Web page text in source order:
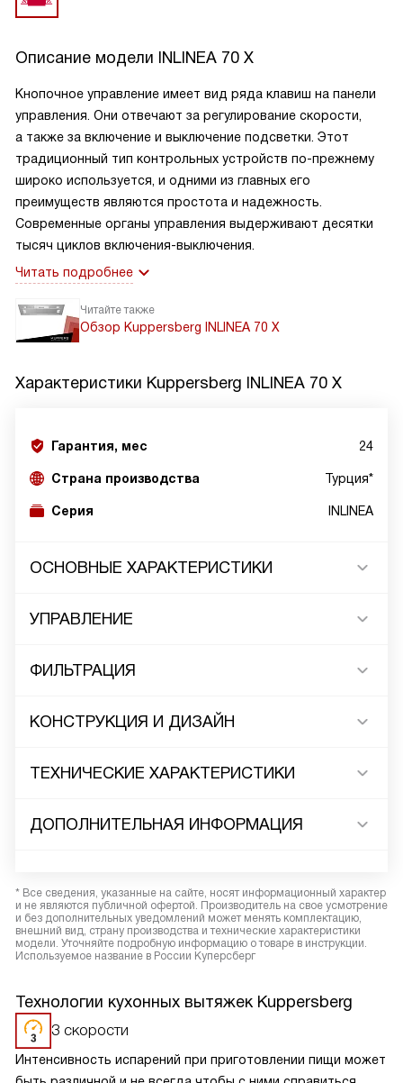
Описание модели INLINEA 70 X
Кнопочное управление имеет вид ряда клавиш на панели
управления. Они отвечают за регулирование скорости,
а также за включение и выключение подсветки. Этот
традиционный тип контрольных устройств по-прежнему
широко используется, и одними из главных его
преимуществ являются простота и надежность.
Современные органы управления выдерживают десятки
тысяч циклов включения-выключения.
Читать подробнее
Читайте также
Обзор Kuppersberg INLINEA 70 X
Характеристики Kuppersberg INLINEA 70 X
Гарантия, мес 24
Страна производства Турция*
Серия INLINEA
ОСНОВНЫЕ ХАРАКТЕРИСТИКИ
УПРАВЛЕНИЕ
ФИЛЬТРАЦИЯ
КОНСТРУКЦИЯ И ДИЗАЙН
ТЕХНИЧЕСКИЕ ХАРАКТЕРИСТИКИ
ДОПОЛНИТЕЛЬНАЯ ИНФОРМАЦИЯ
* Все сведения, указанные на сайте, носят информационный характер
и не являются публичной офертой. Производитель на свое усмотрение
и без дополнительных уведомлений может менять комплектацию,
внешний вид, страну производства и технические характеристики
модели. Уточняйте подробную информацию о товаре в инструкции.
Используемое название в России Куперсберг
Технологии кухонных вытяжек Kuppersberg
3 скорости
Интенсивность испарений при приготовлении пищи может